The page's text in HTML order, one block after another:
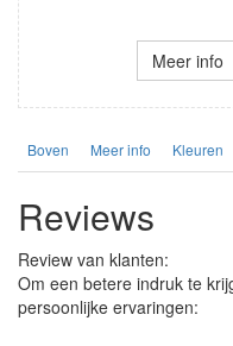
Meer info
Boven Meer info Kleuren
Reviews
Review van klanten:
Om een betere indruk te
persoonlijke ervaringen: